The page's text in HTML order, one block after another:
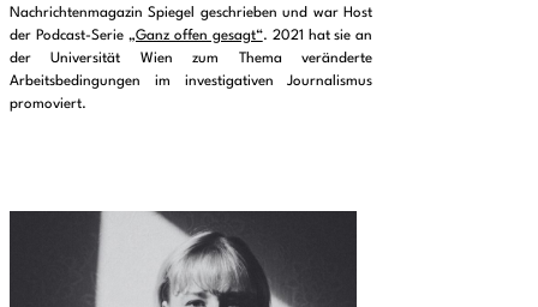
Nachrichtenmagazin Spiegel geschrieben und war Host
der Podcast-Serie „Ganz offen gesagt“. 2021 hat sie an
der Universität Wien zum Thema veränderte
Arbeitsbedingungen im investigativen Journalismus
promoviert.